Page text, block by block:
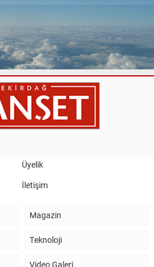
Üyelik
İletişim
Magazin
Teknoloji
Video Galeri